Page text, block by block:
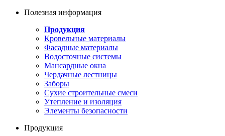
Полезная информация
Продукция
Кровельные материалы
Фасадные материалы
Водосточные системы
Мансардные окна
Чердачные лестницы
Заборы
Сухие строительные смеси
Утепление и изоляция
Элементы безопасности
Продукция